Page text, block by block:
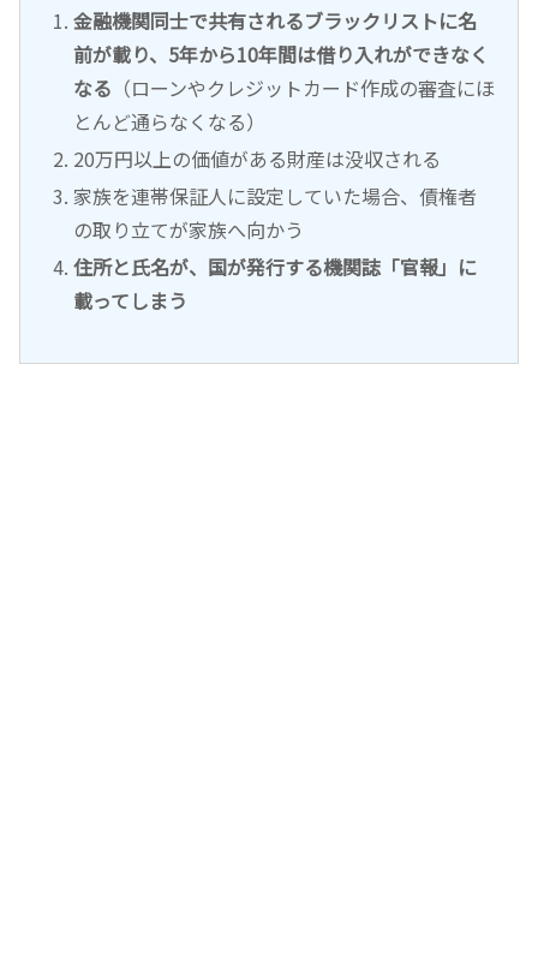
金融機関同士で共有されるブラックリストに名
前が載り、5年から10年間は借り入れができなく
なる （ローンやクレジットカード作成の審査にほ
とんど通らなくなる）
20万円以上の価値がある財産は没収される
家族を連帯保証人に設定していた場合、債権者
の取り立てが家族へ向かう
住所と氏名が、国が発行する機関誌「官報」に
載ってしまう